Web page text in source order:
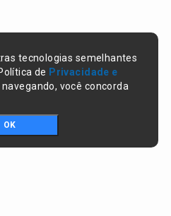
tecnologias semelhantes
de Privacidade e
você concorda
OK